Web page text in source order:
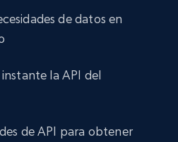
de datos en
la API del
de API para obtener